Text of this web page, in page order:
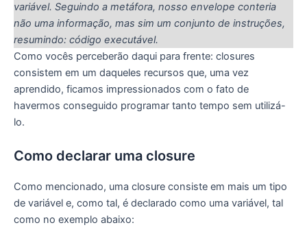
variável. Seguindo a metáfora, nosso envelope conteria
não uma informação, mas sim um conjunto de instruções,
resumindo: código executável.
Como vocês perceberão daqui para frente: closures
consistem em um daqueles recursos que, uma vez
aprendido, ficamos impressionados com o fato de
havermos conseguido programar tanto tempo sem utilizá-
lo.
Como declarar uma closure
Como mencionado, uma closure consiste em mais um tipo
de variável e, como tal, é declarado como uma variável, tal
como no exemplo abaixo: